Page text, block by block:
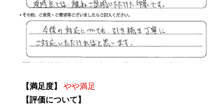
【満足度】
やや満足
【評価について】